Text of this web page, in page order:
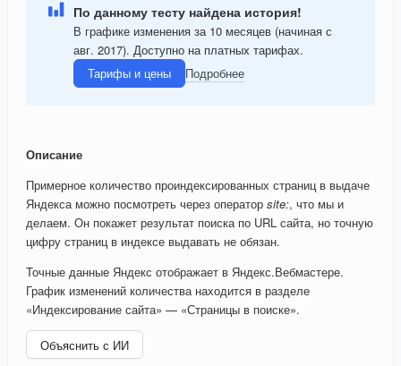
По данному тесту найдена история!
В графике изменения за 10 месяцев (начиная с
авг. 2017). Доступно на платных тарифах.
Тарифы и цены
Подробнее
Описание
Примерное количество проиндексированных страниц в выдаче
Яндекса можно посмотреть через оператор site:, что мы и
делаем. Он покажет результат поиска по URL сайта, но точную
цифру страниц в индексе выдавать не обязан.
Точные данные Яндекс отображает в Яндекс.Вебмастере.
График изменений количества находится в разделе
«Индексирование сайта» — «Страницы в поиске».
Объяснить с ИИ